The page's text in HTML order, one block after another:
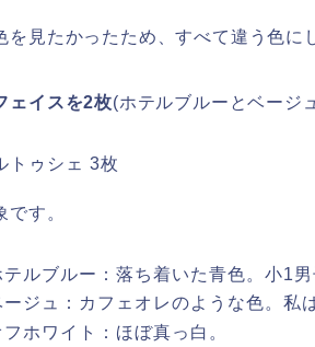
を見たかったため、すべて違う色に
ェイスを2枚(ホテルブルーとベージ
です。
テルブルー：落ち着いた青色。小1
ージュ：カフェオレのような色。私
フホワイト：ほぼ真っ白。